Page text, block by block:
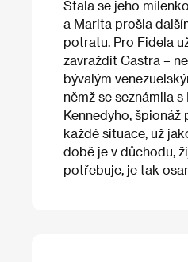
Stala se jeho
a Marita prošla
potratu. Pro Fidela
zavraždit Castra –
bývalým
němž se seznámila
Kennedyho, špionáž
každé situace, už
době je v důchodu,
potřebuje, je tak